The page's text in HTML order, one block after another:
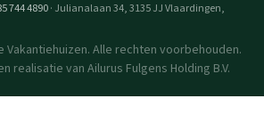
744 4890· Julianalaan 34, 3135 JJ Vlaardingen,
Vakantiehuizen. Alle rechten voorbehouden.
realisatie van Ailurus Fulgens Holding B.V.